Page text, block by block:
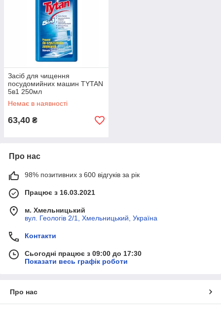
Засіб для чищення
посудомийних машин TYTAN
5в1 250мл
Немає в наявності
63,40 ₴
Про нас
98% позитивних з 600 відгуків за рік
Працює з 16.03.2021
м. Хмельницький
вул. Геологів 2/1, Хмельницький, Україна
Контакти
Сьогодні працює з 09:00 до 17:30
Показати весь графік роботи
Про нас